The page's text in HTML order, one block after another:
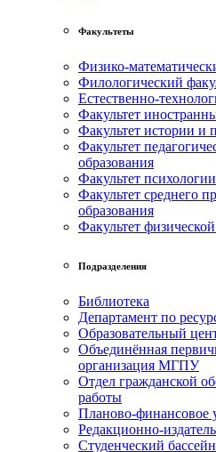
Факультеты
Физико-
Филологический
Естественно-
Факультет
Факультет истории и
Факультет
образования
Факультет
Факультет среднего
образования
Факультет
Подразделения
Библиотека
Департамент по
Образовательный
Объединённая
организация МГПУ
Отдел гражданской
работы
Планово-финансовое
Редакционно-
Студенческий бассейн